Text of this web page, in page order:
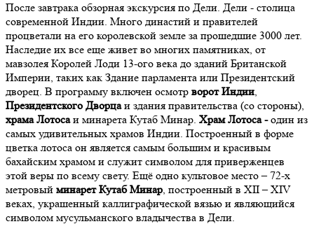
После завтрака обзорная экскурсия по Дели. Дели - столица
современной Индии. Много династий и правителей
процветали на его королевской земле за прошедшие 3000 лет.
Наследие их все еще живет во многих памятниках, от
мавзолея Королей Лоди 13-ого века до зданий Британской
Империи, таких как Здание парламента или Президентский
дворец. В программу включен осмотр ворот Индии,
Президентского Дворцаи здания правительства (со стороны),
храма Лотосаи минарета Кутаб Минар. Храм Лотоса -один из
самых удивительных храмов Индии. Построенный в форме
цветка лотоса он является самым большим и красивым
бахайским храмом и служит символом для приверженцев
этой веры по всему свету. Ещё одно культовое место – 72-х
метровый минарет Кутаб Минар, построенный в XII – XIV
веках, украшенный каллиграфической вязью и являющийся
символом мусульманского владычества в Дели.